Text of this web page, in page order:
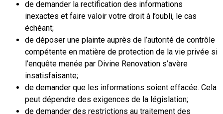
de demander la rectification des informations
inexactes et faire valoir votre droit à l’oubli, le cas
échéant;
de déposer une plainte auprès de l’autorité de contrôle
compétente en matière de protection de la vie privée si
l’enquête menée par Divine Renovation s’avère
insatisfaisante;
de demander que les informations soient effacée. Cela
peut dépendre des exigences de la législation;
de demander des restrictions au traitement des